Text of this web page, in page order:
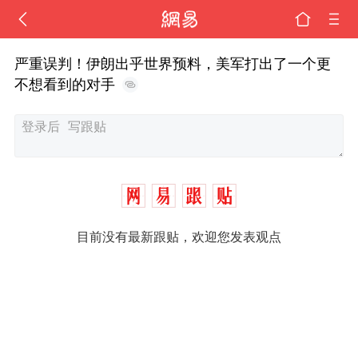
严重误判！伊朗出乎世界预料，美军打出了一个更
不想看到的对手
目前没有最新跟贴，欢迎您发表观点